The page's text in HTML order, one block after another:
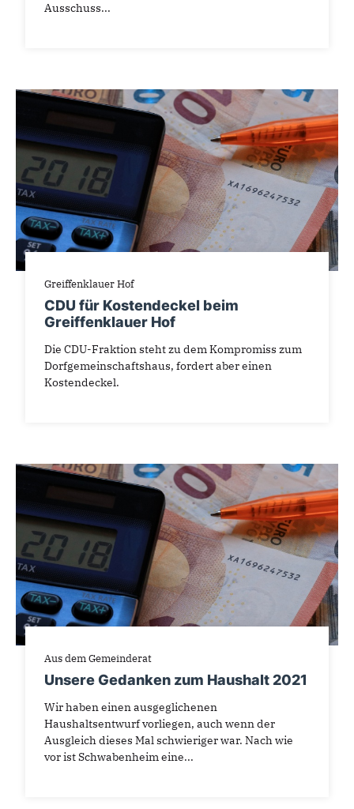
Ausschuss...
Greiffenklauer Hof
CDU für Kostendeckel beim
Greiffenklauer Hof
Die CDU-Fraktion steht zu dem Kompromiss zum
Dorfgemeinschaftshaus, fordert aber einen
Kostendeckel.
Aus dem Gemeinderat
Unsere Gedanken zum Haushalt 2021
Wir haben einen ausgeglichenen
Haushaltsentwurf vorliegen, auch wenn der
Ausgleich dieses Mal schwieriger war. Nach wie
vor ist Schwabenheim eine...